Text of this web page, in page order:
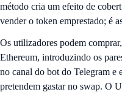
método cria um efeito de
vender o token emprestado; é
Os utilizadores podem
Ethereum, introduzindo os
no canal do bot do Telegram e
pretendem gastar no swap. O